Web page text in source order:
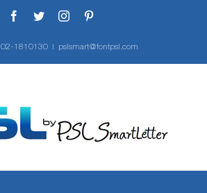
Facebook
TwitterInstagram
02-1810130 | pslsmart@fontpsl.com